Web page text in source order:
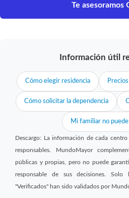
Te asesoramos
Información útil
Cómo elegir residencia
Cómo solicitar la dependencia
Mi familiar no
Descargo: La información de cada
responsables. MundoMayor
públicas y propias, pero no puede
responsable de sus decisiones. Solo
"Verificados" han sido validados por